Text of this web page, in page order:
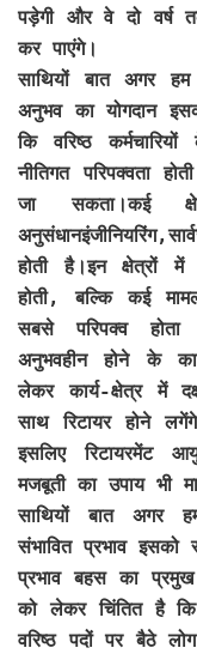
पड़ेगी और वे दो वर्ष
कर पाएंगे।
साथियों बात अगर
अनुभव का योगदान
कि वरिष्ठ
नीतिगत परिपक्वता
जा सकता।कई
होती है।इन क्षेत्रों
होती, बल्कि कई
सबसे परिपक्व
अनुभवहीन होने के
लेकर कार्य-क्षेत्र में
साथ रिटायर होने
इसलिए रिटायरमेंट
मजबूती का उपाय भी
साथियों बात अगर
संभावित प्रभाव
प्रभाव बहस का
को लेकर चिंतित है
वरिष्ठ पदों पर बैठे